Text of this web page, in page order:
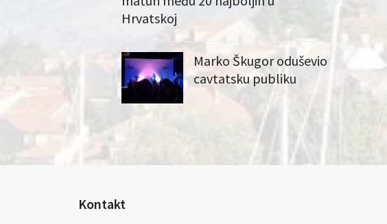
Hrvatskoj
Marko Škugor oduševio
cavtatsku publiku
Kontakt